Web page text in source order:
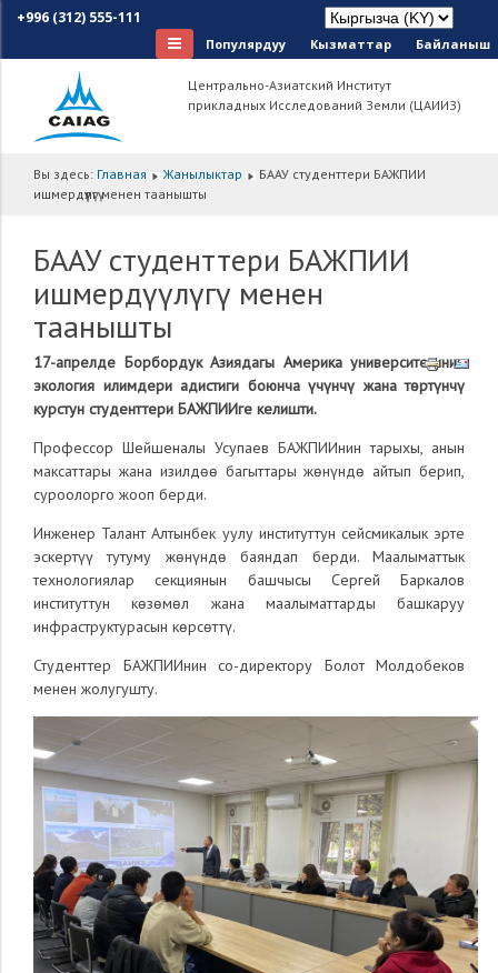
+996 (312) 555-111
Популярдуу Кызматтар Байланыш
Центрально-Азиатский Институт
прикладных Исследований Земли (ЦАИИЗ)
Вы здесь: Главная Жанылыктар
БААУ студенттери БАЖПИИ
ишмердүүлүгү менен таанышты
БААУ студенттери БАЖПИИ
ишмердүүлүгү менен
таанышты
17-апрелде Борбордук Азиядагы Америка университетинин
экология илимдери адистиги боюнча үчүнчү жана төртүнчү
курстун студенттери БАЖПИИге келишти.
Профессор Шейшеналы Усупаев БАЖПИИнин тарыхы, анын
максаттары жана изилдөө багыттары жөнүндө айтып берип,
суроолорго жооп берди.
Инженер Талант Алтынбек уулу институттун сейсмикалык эрте
эскертүү тутуму жөнүндө баяндап берди. Маалыматтык
технологиялар секциянын башчысы Сергей Баркалов
институттун көзөмөл жана маалыматтарды башкаруу
инфраструктурасын көрсөттү.
Студенттер БАЖПИИнин со-директору Болот Молдобеков
менен жолугушту.